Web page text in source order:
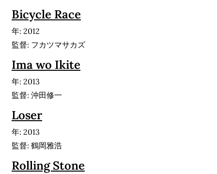
Bicycle Race
年: 2012
監督: フカツマサカズ
Ima wo Ikite
年: 2013
監督: 沖田修一
Loser
年: 2013
監督: 鶴岡雅浩
Rolling Stone